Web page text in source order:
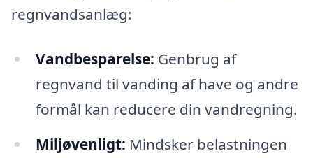
regnvandsanlæg:
Vandbesparelse: Genbrug af
regnvand til vanding af have og andre
formål kan reducere din vandregning.
Miljøvenligt: Mindsker belastningen